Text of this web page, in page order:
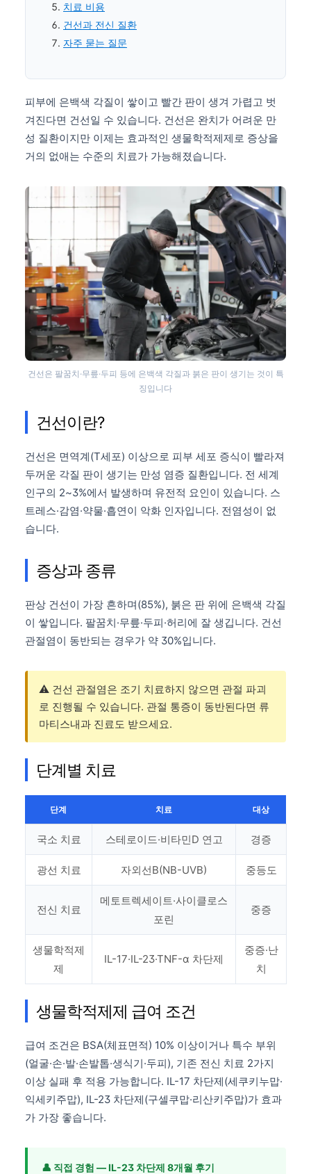
치료 비용
건선과 전신 질환
자주 묻는 질문
피부에 은백색 각질이 쌓이고 빨간 판이 생겨 가렵고 벗
겨진다면 건선일 수 있습니다. 건선은 완치가 어려운 만
성 질환이지만 이제는 효과적인 생물학적제제로 증상을
거의 없애는 수준의 치료가 가능해졌습니다.
건선은 팔꿈치·무릎·두피 등에 은백색 각질과 붉은 판이 생기는 것이 특
징입니다
건선이란?
건선은 면역계(T세포) 이상으로 피부 세포 증식이 빨라져
두꺼운 각질 판이 생기는 만성 염증 질환입니다. 전 세계
인구의 2~3%에서 발생하며 유전적 요인이 있습니다. 스
트레스·감염·약물·흡연이 악화 인자입니다. 전염성이 없
습니다.
증상과 종류
판상 건선이 가장 흔하며(85%), 붉은 판 위에 은백색 각질
이 쌓입니다. 팔꿈치·무릎·두피·허리에 잘 생깁니다. 건선
관절염이 동반되는 경우가 약 30%입니다.
⚠️ 건선 관절염은 조기 치료하지 않으면 관절 파괴
로 진행될 수 있습니다. 관절 통증이 동반된다면 류
마티스내과 진료도 받으세요.
단계별 치료
단계 치료 대상
국소 치료 스테로이드·비타민D 연고 경증
광선 치료 자외선B(NB-UVB) 중등도
전신 치료
메토트렉세이트·사이클로스
포린
중증
생물학적제
제
IL-17·IL-23·TNF-α 차단제
중증·난
치
생물학적제제 급여 조건
급여 조건은 BSA(체표면적) 10% 이상이거나 특수 부위
(얼굴·손·발·손발톱·생식기·두피), 기존 전신 치료 2가지
이상 실패 후 적용 가능합니다. IL-17 차단제(세쿠키누맙·
익세키주맙), IL-23 차단제(구셀쿠맙·리산키주맙)가 효과
가 가장 좋습니다.
👤 직접 경험 — IL-23 차단제 8개월 후기